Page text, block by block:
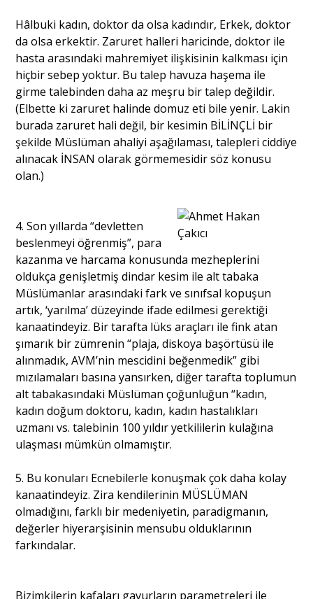
Hâlbuki kadın, doktor da olsa kadındır, Erkek, doktor
da olsa erkektir. Zaruret halleri haricinde, doktor ile
hasta arasındaki mahremiyet ilişkisinin kalkması için
hiçbir sebep yoktur. Bu talep havuza haşema ile
girme talebinden daha az meşru bir talep değildir.
(Elbette ki zaruret halinde domuz eti bile yenir. Lakin
burada zaruret hali değil, bir kesimin BİLİNÇLİ bir
şekilde Müslüman ahaliyi aşağılaması, talepleri ciddiye
alınacak İNSAN olarak görmemesidir söz konusu
olan.)
4. Son yıllarda “devletten
beslenmeyi öğrenmiş”, para
kazanma ve harcama konusunda mezheplerini
oldukça genişletmiş dindar kesim ile alt tabaka
Müslümanlar arasındaki fark ve sınıfsal kopuşun
artık, ‘yarılma’ düzeyinde ifade edilmesi gerektiği
kanaatindeyiz. Bir tarafta lüks araçları ile fink atan
şımarık bir zümrenin “plaja, diskoya başörtüsü ile
alınmadık, AVM’nin mescidini beğenmedik” gibi
mızılamaları basına yansırken, diğer tarafta toplumun
alt tabakasındaki Müslüman çoğunluğun “kadın,
kadın doğum doktoru, kadın, kadın hastalıkları
uzmanı vs. talebinin 100 yıldır yetkililerin kulağına
ulaşması mümkün olmamıştır.
5. Bu konuları Ecnebilerle konuşmak çok daha kolay
kanaatindeyiz. Zira kendilerinin MÜSLÜMAN
olmadığını, farklı bir medeniyetin, paradigmanın,
değerler hiyerarşisinin mensubu olduklarının
farkındalar.
Bizimkilerin kafaları gavurların parametreleri ile